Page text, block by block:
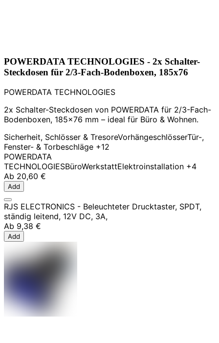
POWERDATA TECHNOLOGIES - 2x Schalter-
Steckdosen für 2/3-Fach-Bodenboxen, 185x76
POWERDATA TECHNOLOGIES
2x Schalter-Steckdosen von POWERDATA für 2/3-Fach-
Bodenboxen, 185x76 mm – ideal für Büro & Wohnen.
Sicherheit, Schlösser & TresoreVorhängeschlösserTür-,
Fenster- & Torbeschläge +12
POWERDATA
TECHNOLOGIESBüroWerkstattElektroinstallation +4
Ab 20,60 €
Add
RJS ELECTRONICS - Beleuchteter Drucktaster, SPDT,
ständig leitend, 12V DC, 3A,
Ab 9,38 €
Add